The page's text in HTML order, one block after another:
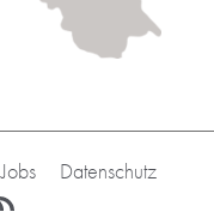
Jobs
Datenschutz